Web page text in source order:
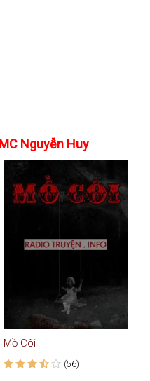
MC Nguyễn Huy
Mồ Côi
(56)